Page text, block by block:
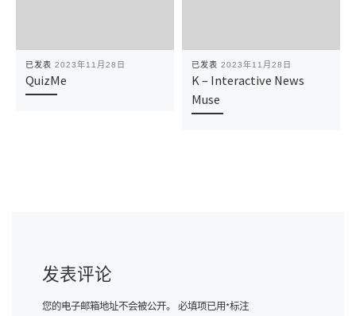
已发表 2023年11月28日
QuizMe
已发表 2023年11月28日
K – Interactive News
Muse
发表评论
您的电子邮箱地址不会被公开。 必填项已用*标注